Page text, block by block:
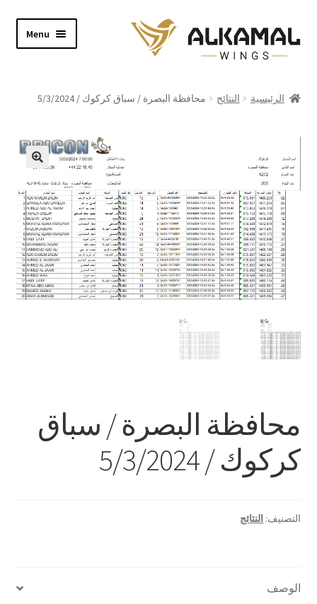
Skip
to
navigation
Skip
to
content
Menu
About
Video
Contact
الرئيسية النتائج محافظة البصرة / سباق كركوك / 5/3/2024
محافظة البصرة / سباق
كركوك / 5/3/2024
التصنيف: النتائج
الوصف